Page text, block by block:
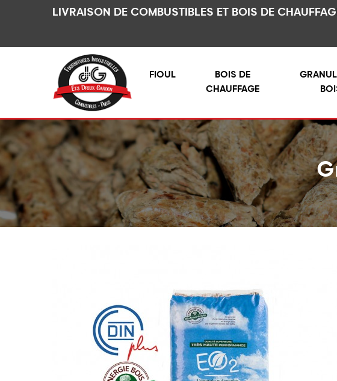
LIVRAISON DE COMBUSTIBLES ET BOIS DE
FIOUL
BOIS DE
CHAUFFAGE